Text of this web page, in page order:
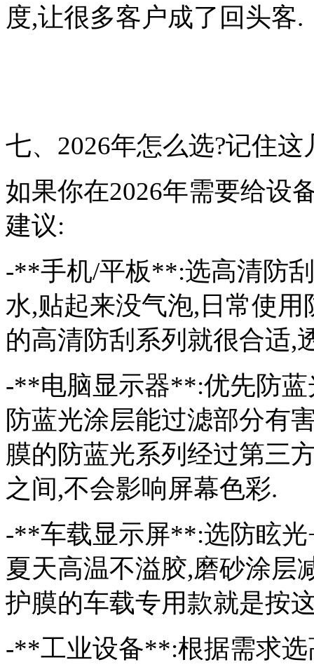
度,让很多客户成了回头客.
七、2026年怎么选?记住这
如果你在2026年需要给设
建议:
-**手机/平板**:选高清防
水,贴起来没气泡,日常使
的高清防刮系列就很合适,
-**电脑显示器**:优先防蓝
防蓝光涂层能过滤部分有
膜的防蓝光系列经过第三
之间,不会影响屏幕色彩.
-**车载显示屏**:选防眩光
夏天高温不溢胶,磨砂涂层
护膜的车载专用款就是按
-**工业设备**:根据需求选